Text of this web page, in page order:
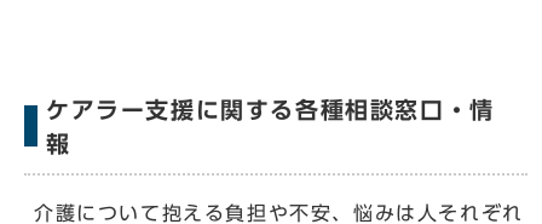
ケアラー支援に関する各種相談窓口・情
報
介護について抱える負担や不安、悩みは人それぞれ